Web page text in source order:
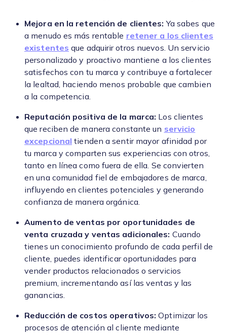
Mejora en la retención de clientes: Ya sabes que
a menudo es más rentable retener a los clientes
existentes que adquirir otros nuevos. Un servicio
personalizado y proactivo mantiene a los clientes
satisfechos con tu marca y contribuye a fortalecer
la lealtad, haciendo menos probable que cambien
a la competencia.
Reputación positiva de la marca: Los clientes
que reciben de manera constante un servicio
excepcional tienden a sentir mayor afinidad por
tu marca y comparten sus experiencias con otros,
tanto en línea como fuera de ella. Se convierten
en una comunidad fiel de embajadores de marca,
influyendo en clientes potenciales y generando
confianza de manera orgánica.
Aumento de ventas por oportunidades de
venta cruzada y ventas adicionales: Cuando
tienes un conocimiento profundo de cada perfil de
cliente, puedes identificar oportunidades para
vender productos relacionados o servicios
premium, incrementando así las ventas y las
ganancias.
Reducción de costos operativos: Optimizar los
procesos de atención al cliente mediante